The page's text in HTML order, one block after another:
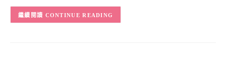
CONTINUE READING